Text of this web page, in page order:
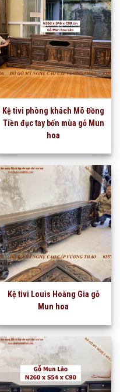
Kệ tivi phòng khách Mõ Đồng
Tiền đục tay bốn mùa gỗ Mun
hoa
Kệ tivi Louis Hoàng Gia gỗ
Mun hoa